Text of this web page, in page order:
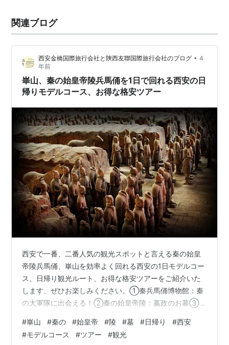
関連ブログ
西安金橋国際旅行会社と陝西友聯国際旅行会社のブログ • 4
年前
崋山、秦の始皇帝陵兵馬俑を1日で回れる西安の日
帰りモデルコース、お得な格安ツアー
西安で一番、二番人気の観光スポットと言える秦の始皇
帝陵兵馬俑、崋山を効率よく回れる西安の1日モデルコー
ス、日帰り観光ルート、お得な格安ツアーをご紹介いた
します、ぜひお楽しみください。①秦兵馬俑博物館：秦
の大軍隊に出会える！②秦の始皇帝陵：嬴政のお墓③西
五名山のひとつお客様の声1⃣日程：朝07:00、西安市内
のお泊りホテルお出迎えします。お出迎え後、日本語ガ
#崋山 #秦の #始皇帝 #陵 #墓 #日帰り #西安
#モデルコース #ツアー #観光